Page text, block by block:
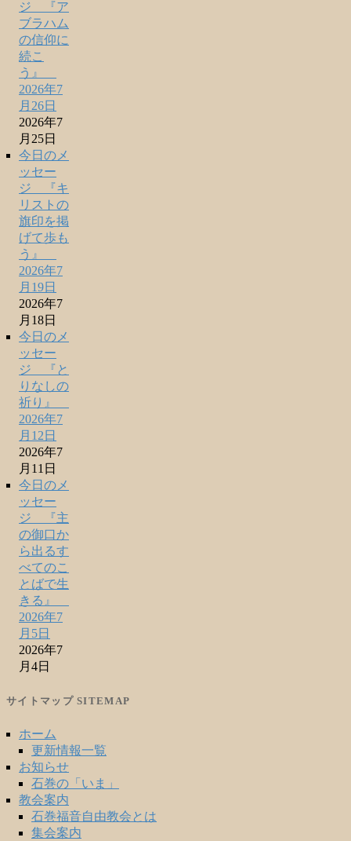
ジ 『ア
ブラハム
の信仰に
続こ
う』
2026年7
月26日
2026年7
月25日
今日のメ
ッセー
ジ 『キ
リストの
旗印を掲
げて歩も
う』
2026年7
月19日
2026年7
月18日
今日のメ
ッセー
ジ 『と
りなしの
祈り』
2026年7
月12日
2026年7
月11日
今日のメ
ッセー
ジ 『主
の御口か
ら出るす
べてのこ
とばで生
きる』
2026年7
月5日
2026年7
月4日
サイトマップ SITEMAP
ホーム
更新情報一覧
お知らせ
石巻の「いま」
教会案内
石巻福音自由教会とは
集会案内